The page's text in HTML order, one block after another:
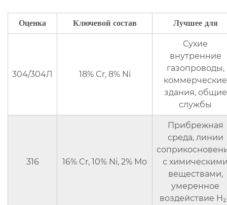
Оценка Ключевой состав Лучшее для
304/304Л 18% Cr, 8% Ni
Сухие
внутренние
газопроводы,
коммерческие
здания, общие
службы
316 16% Cr, 10% Ni, 2% Мо
Прибрежная
среда, линии
с
веществами,
умеренное
воздействие